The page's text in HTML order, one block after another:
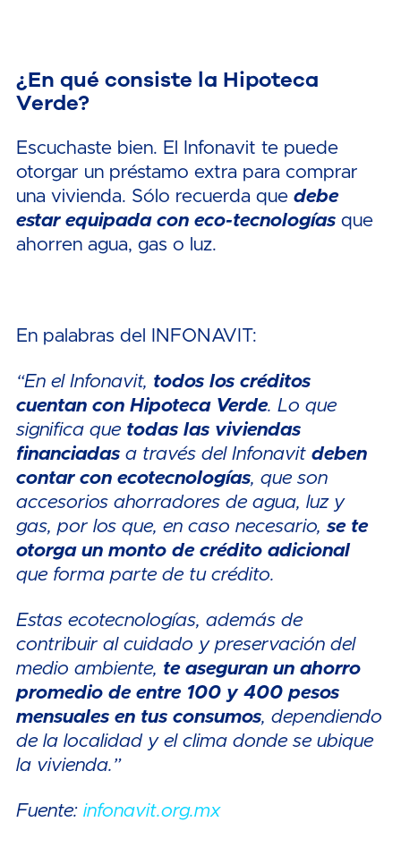
¿En qué consiste la Hipoteca
Verde?
Escuchaste bien. El Infonavit te puede
otorgar un préstamo extra para comprar
una vivienda. Sólo recuerda que debe
estar equipada con eco-tecnologíasque
ahorren agua, gas o luz.
En palabras del INFONAVIT:
“En el Infonavit, todos los créditos
cuentan con Hipoteca Verde. Lo que
significa que todas las viviendas
financiadas a través del Infonavit deben
contar con ecotecnologías, que son
accesorios ahorradores de agua, luz y
gas, por los que, en caso necesario,se te
otorga un monto de crédito adicional
que forma parte de tu crédito.
Estas ecotecnologías, además de
contribuir al cuidado y preservación del
medio ambiente, te aseguran un ahorro
promedio de entre 100 y 400 pesos
mensuales en tus consumos, dependiendo
de la localidad y el clima donde se ubique
la vivienda.”
Fuente: infonavit.org.mx